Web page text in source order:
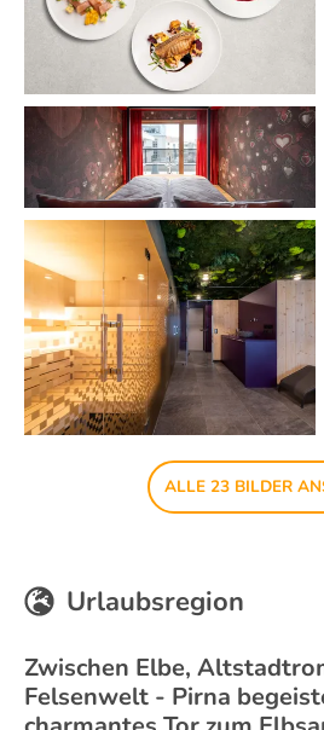
ALLE 23 BILDER
Urlaubsregion
Zwischen Elbe,
Felsenwelt - Pirna